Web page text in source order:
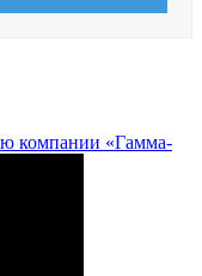
компании «Гамма-